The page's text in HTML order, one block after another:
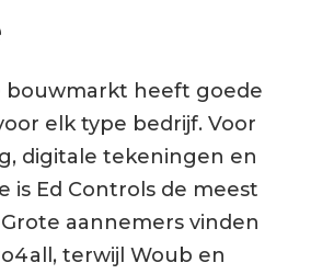
bouwmarkt heeft goede
elk type bedrijf. Voor
digitale tekeningen en
is Ed Controls de meest
aannemers vinden
terwijl Woub en